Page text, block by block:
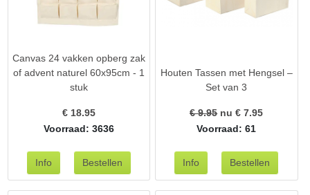
Canvas 24 vakken opberg zak
of advent naturel 60x95cm - 1
stuk
€ 18.95
Voorraad: 3636
Houten Tassen met Hengsel –
Set van 3
€ 9.95nu €7.95
Voorraad: 61